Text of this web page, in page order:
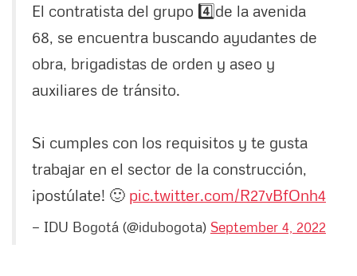
El contratista del grupo 4️⃣de la avenida
68, se encuentra buscando ayudantes de
obra, brigadistas de orden y aseo y
auxiliares de tránsito.
Si cumples con los requisitos y te gusta
trabajar en el sector de la construcción,
¡postúlate! 🙂 pic.twitter.com/R27vBfOnh4
— IDU Bogotá (@idubogota) September 4, 2022